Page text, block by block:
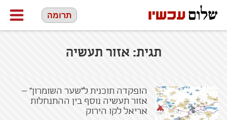
תרומה
תגית: אזור תעשיה
הופקדה תוכנית ל"שער השומרון" –
אזור תעשיה נוסף בין ההתנחלות
אריאל לקו הירוק